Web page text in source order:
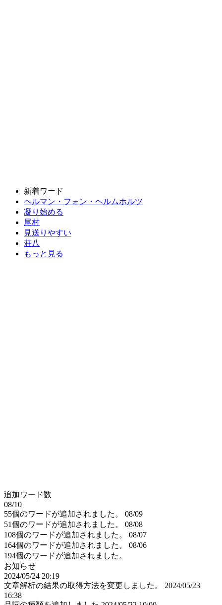
新着ワード
ヘルマン・フォン・ヘルムホルツ
凝り始める
尾村
見送りやすい
荘八
もっと見る
追加ワード数
08/10
55個のワードが追加されました。
08/09
51個のワードが追加されました。
08/08
108個のワードが追加されました。
08/07
164個のワードが追加されました。
08/06
194個のワードが追加されました。
お知らせ
2024/05/24 20:19
文章解析の結果の取得方法を変更しました。
2024/05/23
16:38